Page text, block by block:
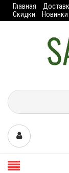
Главная
Скидки
Новинки